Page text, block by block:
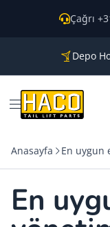
Depo
Çağrı
Menü aç
Anasayfa
En